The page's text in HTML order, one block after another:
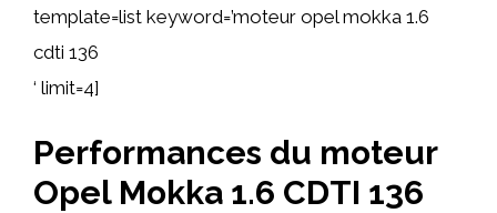
template=list keyword=’moteur opel mokka 1.6
cdti 136
‘ limit=4]
Performances du moteur
Opel Mokka 1.6 CDTI 136